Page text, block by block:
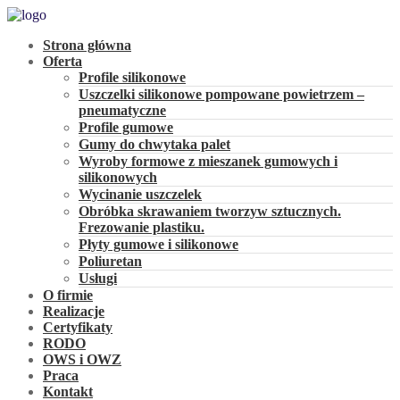
Strona główna
Oferta
Profile silikonowe
Uszczelki silikonowe pompowane powietrzem –
pneumatyczne
Profile gumowe
Gumy do chwytaka palet
Wyroby formowe z mieszanek gumowych i
silikonowych
Wycinanie uszczelek
Obróbka skrawaniem tworzyw sztucznych.
Frezowanie plastiku.
Płyty gumowe i silikonowe
Poliuretan
Usługi
O firmie
Realizacje
Certyfikaty
RODO
OWS i OWZ
Praca
Kontakt